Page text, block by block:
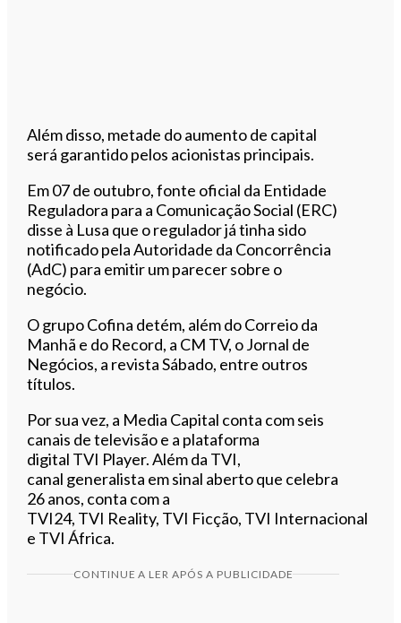
Além disso, metade do aumento de capital
será garantido pelos acionistas principais.
Em 07 de outubro, fonte oficial da Entidade
Reguladora para a Comunicação Social (ERC)
disse à Lusa que o regulador já tinha sido
notificado pela Autoridade da Concorrência
(AdC) para emitir um parecer sobre o
negócio.
O grupoCofina detém, além do Correio da
Manhã e do Record, a CM TV, o Jornal de
Negócios, a revista Sábado, entre outros
títulos.
Por sua vez, a Media Capital conta com seis
canais de televisão e a plataforma
digital TVI Player. Além da TVI,
canal generalista em sinal aberto que celebra
26 anos, conta com a
TVI24, TVI Reality, TVI Ficção, TVI Internacional
e TVI África.
CONTINUE A LER APÓS A PUBLICIDADE